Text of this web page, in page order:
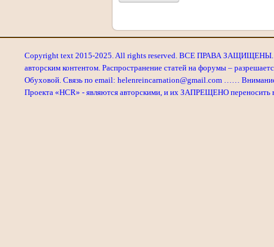
Copyright text 2015-2025. All rights reserved. ВСЕ ПРАВА ЗАЩИЩЕНЫ.
авторским контентом. Распространение статей на форумы –
Обуховой. Связь по email: helenreincarnation@gmail.com ……
Проекта «HCR» - являются авторскими, и их ЗАПРЕЩЕНО переносить в